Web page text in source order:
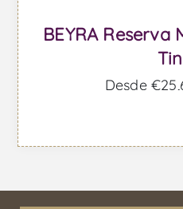
BEYRA
Desde